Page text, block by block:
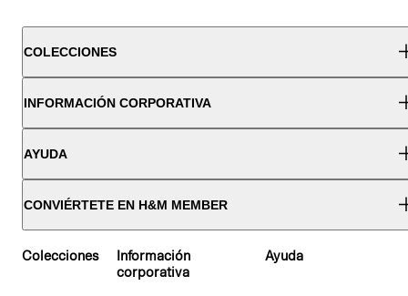
COLECCIONES
INFORMACIÓN CORPORATIVA
AYUDA
CONVIÉRTETE EN H&M MEMBER
Colecciones
Información
corporativa
Ayuda